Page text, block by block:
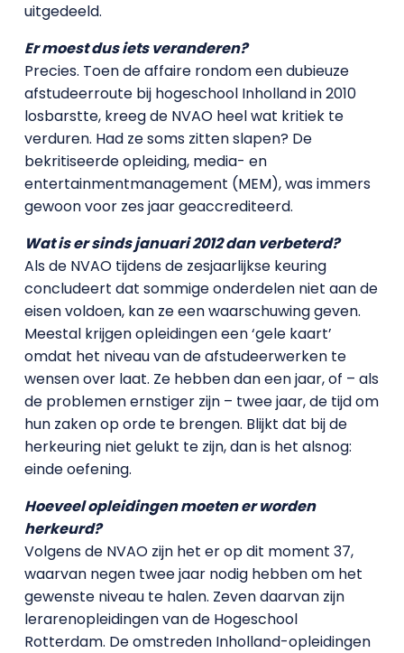
uitgedeeld.
Er moest dus iets veranderen?
Precies. Toen de affaire rondom een dubieuze
afstudeerroute bij hogeschool Inholland in 2010
losbarstte, kreeg de NVAO heel wat kritiek te
verduren. Had ze soms zitten slapen? De
bekritiseerde opleiding, media- en
entertainmentmanagement (MEM), was immers
gewoon voor zes jaar geaccrediteerd.
Wat is er sinds januari 2012 dan verbeterd?
Als de NVAO tijdens de zesjaarlijkse keuring
concludeert dat sommige onderdelen niet aan de
eisen voldoen, kan ze een waarschuwing geven.
Meestal krijgen opleidingen een ‘gele kaart’
omdat het niveau van de afstudeerwerken te
wensen over laat. Ze hebben dan een jaar, of – als
de problemen ernstiger zijn – twee jaar, de tijd om
hun zaken op orde te brengen. Blijkt dat bij de
herkeuring niet gelukt te zijn, dan is het alsnog:
einde oefening.
Hoeveel opleidingen moeten er worden
herkeurd?
Volgens de NVAO zijn het er op dit moment 37,
waarvan negen twee jaar nodig hebben om het
gewenste niveau te halen. Zeven daarvan zijn
lerarenopleidingen van de Hogeschool
Rotterdam. De omstreden Inholland-opleidingen